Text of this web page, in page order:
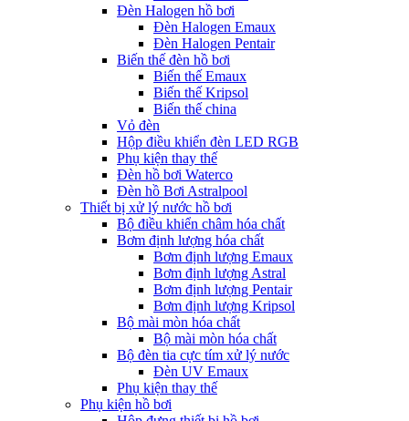
Đèn Halogen hồ bơi
Đèn Halogen Emaux
Đèn Halogen Pentair
Biến thế đèn hồ bơi
Biến thế Emaux
Biến thế Kripsol
Biến thế china
Vỏ đèn
Hộp điều khiển đèn LED RGB
Phụ kiện thay thế
Đèn hồ bơi Waterco
Đèn hồ Bơi Astralpool
Thiết bị xử lý nước hồ bơi
Bộ điều khiển châm hóa chất
Bơm định lượng hóa chất
Bơm định lượng Emaux
Bơm định lượng Astral
Bơm định lượng Pentair
Bơm định lượng Kripsol
Bộ mài mòn hóa chất
Bộ mài mòn hóa chất
Bộ đèn tia cực tím xử lý nước
Đèn UV Emaux
Phụ kiện thay thế
Phụ kiện hồ bơi